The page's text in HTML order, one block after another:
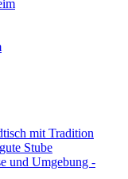
mit Tradition
Stube
und Umgebung -